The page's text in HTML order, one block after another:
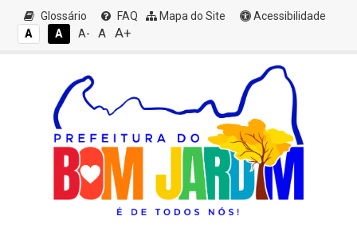
Glossário FAQ Mapa do Site
Acessibilidade
A
A A- A A+